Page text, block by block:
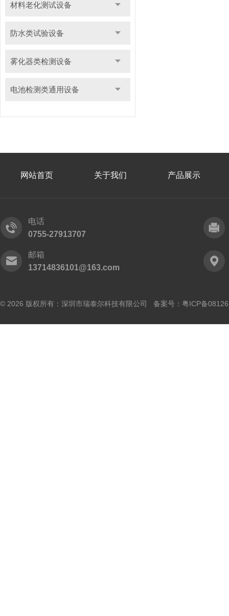
材料老化测试设备
防水类试验设备
雾化器类检测设备
电池检测类通用设备
网站首页 关于我们 产品展示
电话
0755-27913707
邮箱
13714836101@163.com
© 2026 版权所有：深圳市瑞泰尔科技有限公司 备案号： 粤ICP备